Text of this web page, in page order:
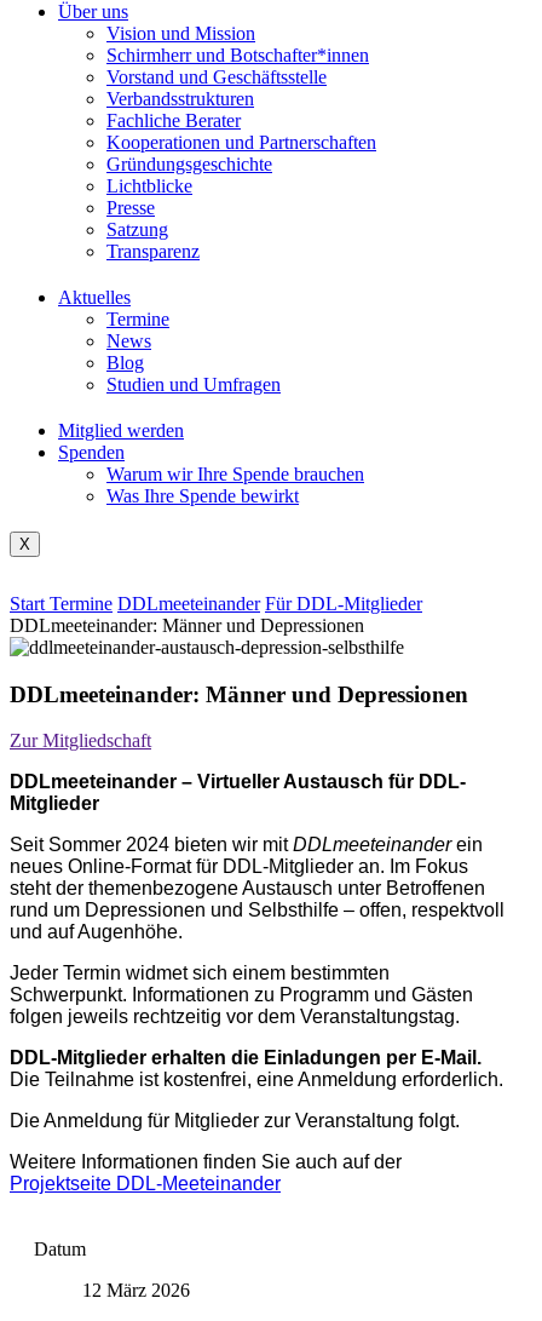
Über uns
Vision und Mission
Schirmherr und Botschafter*innen
Vorstand und Geschäftsstelle
Verbandsstrukturen
Fachliche Berater
Kooperationen und Partnerschaften
Gründungsgeschichte
Lichtblicke
Presse
Satzung
Transparenz
Aktuelles
Termine
News
Blog
Studien und Umfragen
Mitglied werden
Spenden
Warum wir Ihre Spende brauchen
Was Ihre Spende bewirkt
X
Start Termine DDLmeeteinander Für DDL-Mitglieder
DDLmeeteinander: Männer und Depressionen
DDLmeeteinander: Männer und Depressionen
Zur Mitgliedschaft
DDLmeeteinander – Virtueller Austausch für DDL-
Mitglieder
Seit Sommer 2024 bieten wir mitDDLmeeteinanderein
neues Online-Format für DDL-Mitglieder an. Im Fokus
steht der themenbezogene Austausch unter Betroffenen
rund um Depressionen und Selbsthilfe – offen, respektvoll
und auf Augenhöhe.
Jeder Termin widmet sich einem bestimmten
Schwerpunkt. Informationen zu Programm und Gästen
folgen jeweils rechtzeitig vor dem Veranstaltungstag.
DDL-Mitglieder erhalten die Einladungen per E-Mail.
Die Teilnahme ist kostenfrei, eine Anmeldung erforderlich.
Die Anmeldung für Mitglieder zur Veranstaltung folgt.
Weitere Informationen finden Sie auch auf der
Projektseite DDL-Meeteinander
Datum
12 März 2026